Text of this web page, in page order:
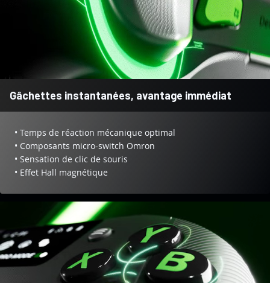
Gâchettes instantanées, avantage immédiat
• Temps de réaction mécanique optimal
• Composants micro-switch Omron
• Sensation de clic de souris
• Effet Hall magnétique